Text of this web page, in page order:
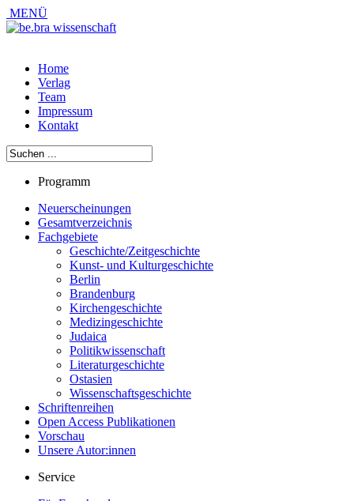
MENÜ
Home
Verlag
Team
Impressum
Kontakt
Programm
Neuerscheinungen
Gesamtverzeichnis
Fachgebiete
Geschichte/Zeitgeschichte
Kunst- und Kulturgeschichte
Berlin
Brandenburg
Kirchengeschichte
Medizingeschichte
Judaica
Politikwissenschaft
Literaturgeschichte
Ostasien
Wissenschaftsgeschichte
Schriftenreihen
Open Access Publikationen
Vorschau
Unsere Autor:innen
Service